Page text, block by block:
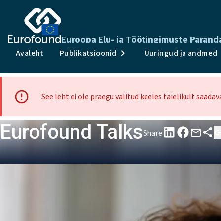
Euroopa Elu- ja Töötingimuste
Avaleht
Publikatsioonid Uuringud ja andmed
See leht ei ole praegu valitud keeles täielikult
Eurofound TalksShare